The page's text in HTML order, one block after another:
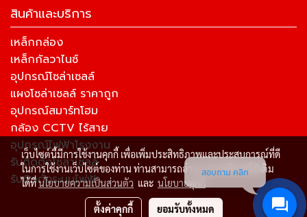
สินค้าและบริการ
เหล็กกล่อง
เหล็กกัลวาไนซ์
อุปกรณ์โซล่าเซลล์
แผงโซล่าเซลล์ ราคาถูก
อุปกรณ์สมาร์ทโฮม
กล้อง CCTV ไร้สาย
อุปกรณ์ไฟฟ้าโรงงาน
รับติดตั้งโซล่าเซลล์
รับติดตั้งระบบไฟฟ้า
เว็บไซต์นี้มีการใช้งานคุกกี้ เพื่อเพิ่มประสิทธิภาพและประสบการณ์ที่ดี
ในการใช้งานเว็บไซต์ของท่าน ท่านสามารถอ่านรายละเอียดเพิ่มเติม
ได้ที่นโยบายความเป็นส่วนตัว และ นโยบายคุกกี้
ตั้งค่าคุกกี้ ยอมรับทั้งหมด
สอบถาม คลิก